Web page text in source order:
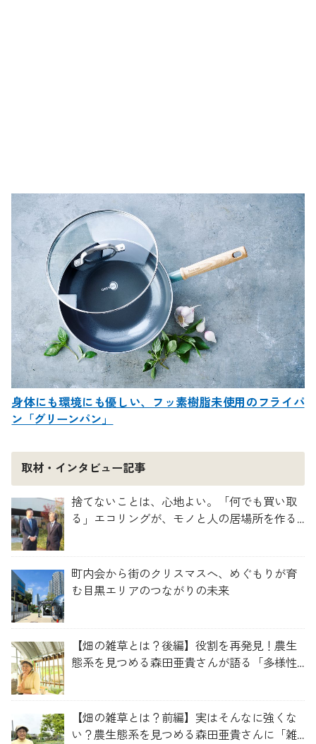
身体にも環境にも優しい、フッ素樹脂未使用のフライパ
ン「グリーンパン」
取材・インタビュー記事
捨てないことは、心地よい。「何でも買い取
る」エコリングが、モノと人の居場所を作る
町内会から街のクリスマスへ、めぐもりが育
む目黒エリアのつながりの未来
【畑の雑草とは？後編】役割を再発見！農生
態系を見つめる森田亜貴さんが語る「多様性
【畑の雑草とは？前編】実はそんなに強くな
い？農生態系を見つめる森田亜貴さんに「雑